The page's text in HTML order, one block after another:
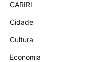
CARIRI
Cidade
Cultura
Economia